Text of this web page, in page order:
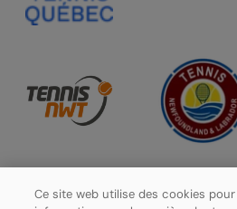
Ce site web utilise des cookies